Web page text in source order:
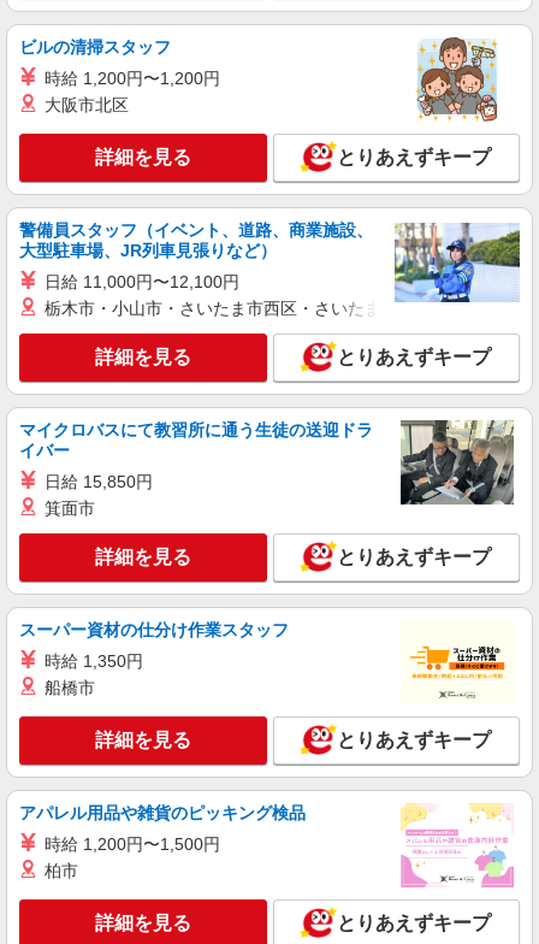
職業紹介
株式会社kotrio /●SW-S-2023487
川口駅≫1日5h〜勤務OK＊高齢者マンション
のサポートSTAFF
時給1550円〜2312円 ＜交通費全支給(ガソリ
ン代含む)＞
詳細を見る
株式会社トラストグロース 新宿本社 第3営業部
特別養護老人ホームでの介護士
時給：初任者1550円/実務者1600円/介福1650
円
詳細を見る
株式会社トラストグロース 新宿本社 第3営業部
グループホームでの夜専介護士
キープ 詳細を見る
アルバイト パート
介護付有料老人ホーム ソラスト川口/1180000037-055
介護職員（ヘルパー）（役職なし）
時給1,245円〜1,295円（経験・能力等による）
埼玉県川口市弥平2-22-10
ビルの清掃スタッフ
時給 1,200円〜1,200円
大阪市北区
詳細を見る とりあえずキープ
警備員スタッフ（イベント、道路、商業施設、
大型駐車場、JR列車見張りなど）
日給 11,000円〜12,100円
栃木市・小山市・さいたま市西区・さいたま市岩槻区・久喜市・
詳細を見る とりあえずキープ
マイクロバスにて教習所に通う生徒の送迎ドラ
イバー
日給 15,850円
箕面市
詳細を見る とりあえずキープ
スーパー資材の仕分け作業スタッフ
時給 1,350円
船橋市
詳細を見る とりあえずキープ
アパレル用品や雑貨のピッキング検品
時給 1,200円〜1,500円
柏市
詳細を見る とりあえずキープ